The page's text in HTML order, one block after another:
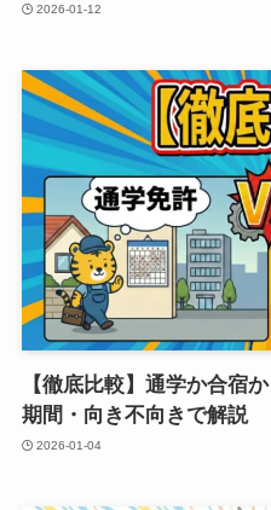
2026-01-12
【徹底比較】通学か合宿
期間・向き不向きで解説
2026-01-04